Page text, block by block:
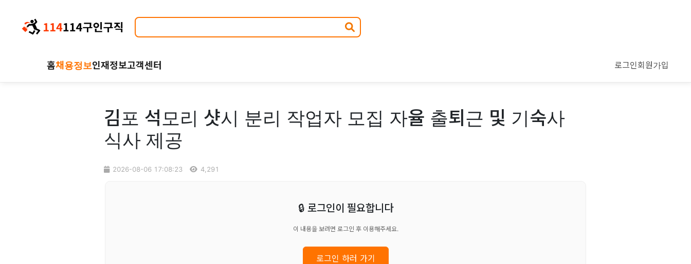
홈채용정보인재정보고객센터 로그인회원가입
김포 석모리 샷시 분리 작업자 모집 자율 출퇴근 및 기숙사
식사 제공
2026-08-06 17:08:23 4,291
🔒 로그인이 필요합니다
이 내용을 보려면 로그인 후 이용해주세요.
로그인 하러 가기